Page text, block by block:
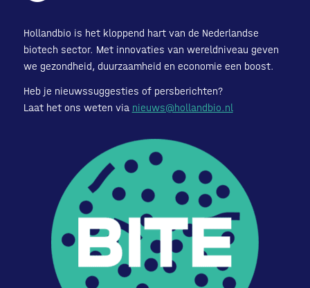
Hollandbio is het kloppend hart van de Nederlandse
biotech sector. Met innovaties van wereldniveau geven
we gezondheid, duurzaamheid en economie een boost.
Heb je nieuwssuggesties of persberichten?
Laat het ons weten via nieuws@hollandbio.nl